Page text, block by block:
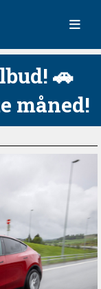
🚗
måned!